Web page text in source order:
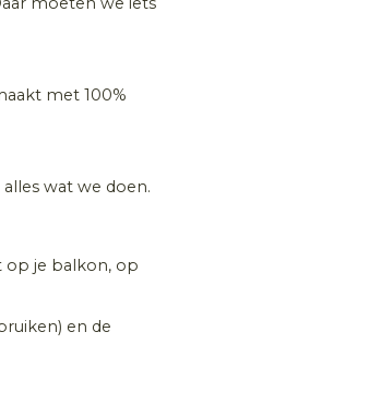
met 100%
wat we doen.
op je balkon, op
en de